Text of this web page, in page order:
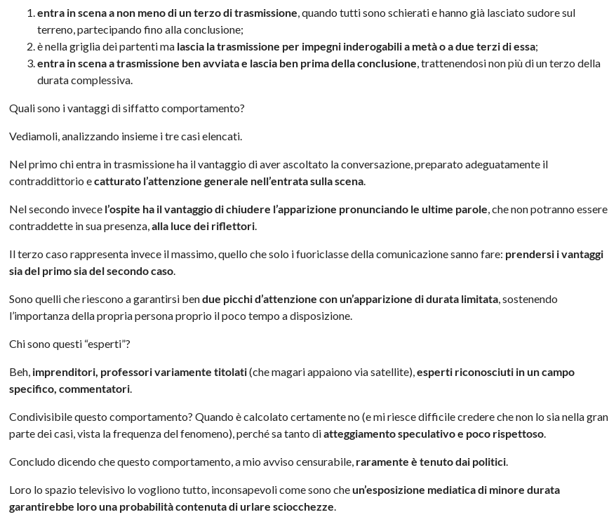
entra in scena a non meno di un terzo di trasmissione, quando tutti sono schierati e hanno già lasciato sudore sul
terreno, partecipando fino alla conclusione;
è nella griglia dei partenti ma lascia la trasmissione per impegni inderogabili a metà o a due terzi di essa;
entra in scena a trasmissione ben avviata e lascia ben prima della conclusione, trattenendosi non più di un terzo della
durata complessiva.
Quali sono i vantaggi di siffatto comportamento?
Vediamoli, analizzando insieme i tre casi elencati.
Nel primo chi entra in trasmissione ha il vantaggio di aver ascoltato la conversazione, preparato adeguatamente il
contraddittorio ecatturato l’attenzione generale nell’entrata sulla scena.
Nel secondo invece l’ospite ha il vantaggio di chiudere l’apparizione pronunciando le ultime parole, che non potranno essere
contraddette in sua presenza,alla luce dei riflettori.
Il terzo caso rappresenta invece il massimo, quello che solo i fuoriclasse della comunicazione sanno fare: prendersi i vantaggi
sia del primo sia del secondo caso.
Sono quelli che riescono a garantirsi bendue picchi d’attenzione con un’apparizione di durata limitata, sostenendo
l’importanza della propria persona proprio il poco tempo a disposizione.
Chi sono questi “esperti”?
Beh, imprenditori, professori variamente titolati(che magari appaiono via satellite),esperti riconosciuti in un campo
specifico, commentatori.
Condivisibile questo comportamento? Quando è calcolato certamente no (e mi riesce difficile credere che non lo sia nella gran
parte dei casi, vista la frequenza del fenomeno), perché sa tanto diatteggiamento speculativo e poco rispettoso.
Concludo dicendo che questo comportamento, a mio avviso censurabile, raramente è tenuto dai politici.
Loro lo spazio televisivo lo vogliono tutto, inconsapevoli come sono cheun’esposizione mediatica di minore durata
garantirebbe loro una probabilità contenuta di urlare sciocchezze.